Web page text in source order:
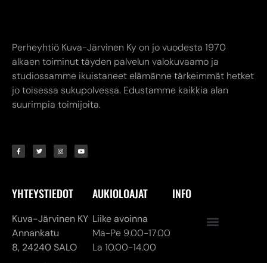
Perheyhtiö Kuva-Järvinen Ky on jo vuodesta 1970
alkaen toiminut täyden palvelun valokuvaamo ja
studiossamme ikuistaneet elämänne tärkeimmät hetket
jo toisessa sukupolvessa. Edustamme kaikkia alan
suurimpia toimijoita.
YHTEYSTIEDOT
Kuva-Järvinen KY
Annankatu
8, 24240 SALO
AUKIOLOAJAT
Liike avoinna
Ma-Pe 9.00-17.00
La 10.00-14.00
INFO